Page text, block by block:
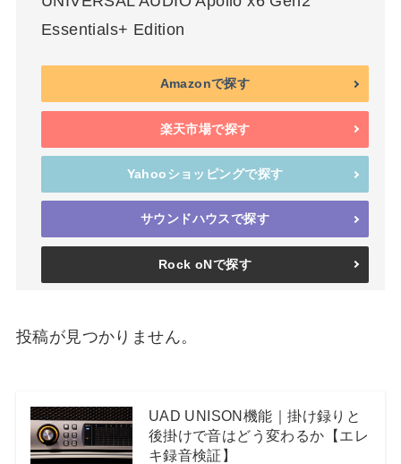
Essentials+ Edition
Amazonで探す
楽天市場で探す
Yahooショッピングで探す
サウンドハウスで探す
Rock oNで探す
投稿が見つかりません。
UAD UNISON機能｜掛け録りと
後掛けで音はどう変わるか【エレ
キ録音検証】